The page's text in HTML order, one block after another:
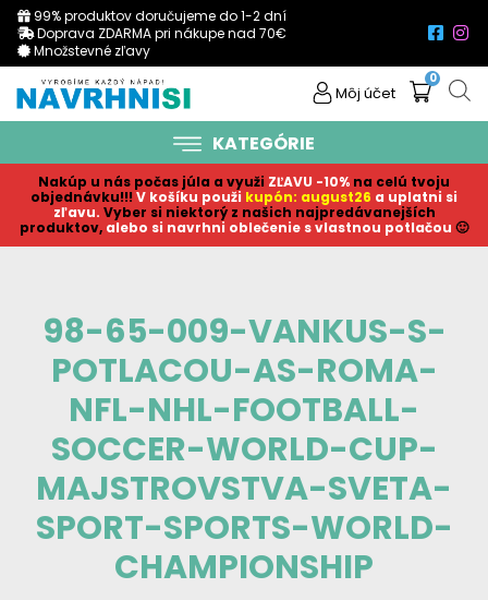
99% produktov doručujeme do 1-2 dní
Doprava ZDARMA pri nákupe nad 70€
Množstevné zľavy
Môj účet
0
KATEGÓRIE
Nakúp u nás počas júla a využi ZĽAVU -10% na celú tvoju
objednávku!!! V košíku použi kupón: august26 a uplatni si
zľavu. Vyber si niektorý z našich najpredávanejších
produktov, alebo si navrhni oblečenie s vlastnou potlačou 🙂
98-65-009-VANKUS-S-
POTLACOU-AS-ROMA-
NFL-NHL-FOOTBALL-
SOCCER-WORLD-CUP-
MAJSTROVSTVA-SVETA-
SPORT-SPORTS-WORLD-
CHAMPIONSHIP